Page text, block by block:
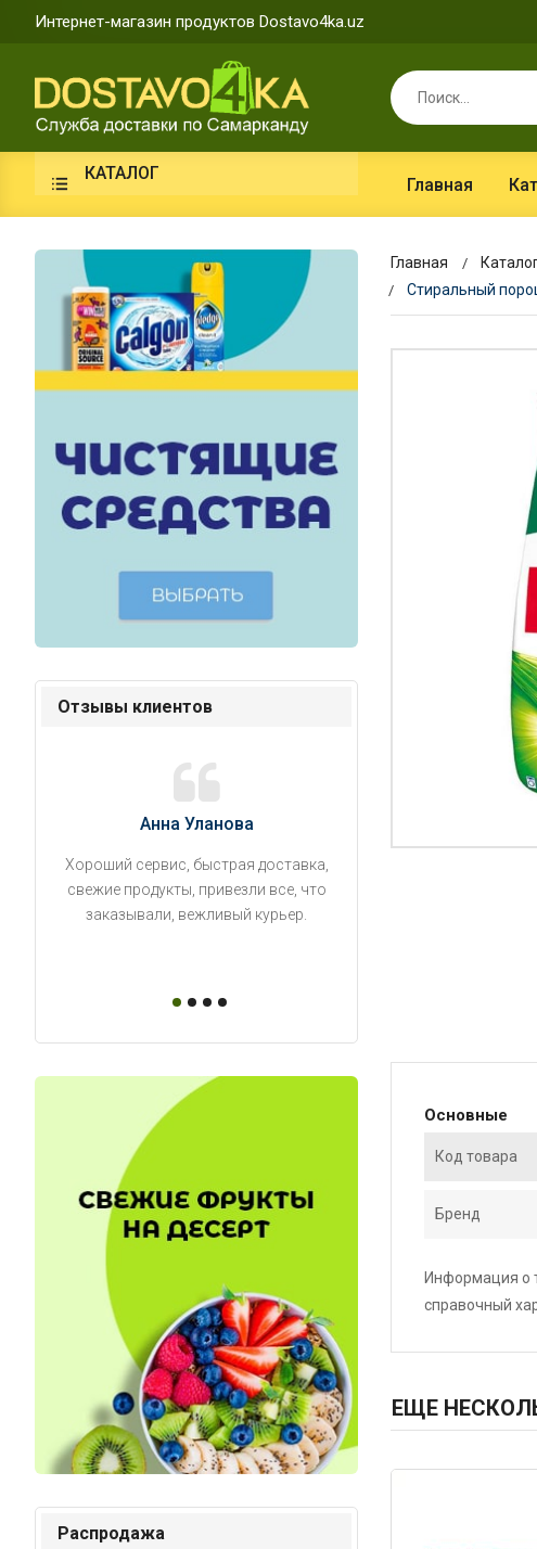
Интернет-магазин продуктов Dostavo4ka.uz
КАТАЛОГ
Главная
Отзывы клиентов
Анна Уланова
Хороший сервис, быстрая доставка,
свежие продукты, привезли все, что
заказывали, вежливый курьер.
Распродажа
Главная
Стиральный
Основные
Код товара
Бренд
Информация о
справочный
ЕЩЕ